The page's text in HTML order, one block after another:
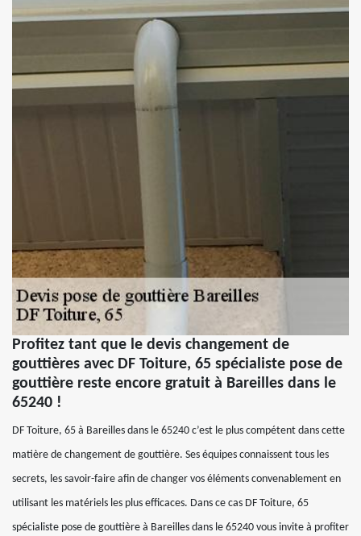
Profitez tant que le devis changement de
gouttières avec DF Toiture, 65 spécialiste pose de
gouttière reste encore gratuit à Bareilles dans le
65240 !
DF Toiture, 65 à Bareilles dans le 65240 c’est le plus compétent dans cette
matière de changement de gouttière. Ses équipes connaissent tous les
secrets, les savoir-faire afin de changer vos éléments convenablement en
utilisant les matériels les plus efficaces. Dans ce cas DF Toiture, 65
spécialiste pose de gouttière à Bareilles dans le 65240 vous invite à profiter